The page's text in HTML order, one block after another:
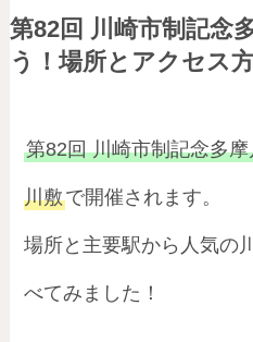
第82回 川崎市制記念
う！場所とアクセス
第82回 川崎市制記念多
川敷で開催されます。
場所と主要駅から人気の
べてみました！